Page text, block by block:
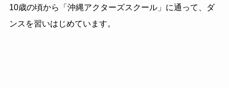
10歳の頃から「沖縄アクターズスクール」に通って、ダ
ンスを習いはじめています。